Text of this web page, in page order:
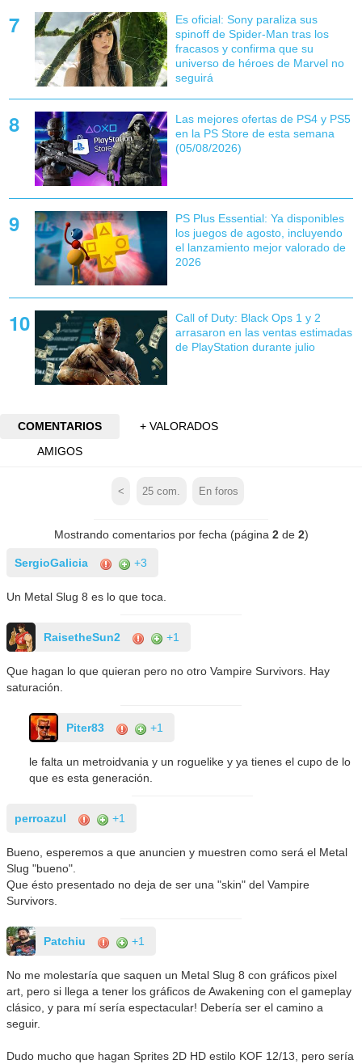
Es oficial: Sony paraliza sus
spinoff de Spider-Man tras los
fracasos y confirma que su
universo de héroes de Marvel no
seguirá
Las mejores ofertas de PS4 y PS5
en la PS Store de esta semana
(05/08/2026)
PS Plus Essential: Ya disponibles
los juegos de agosto, incluyendo
el lanzamiento mejor valorado de
2026
Call of Duty: Black Ops 1 y 2
arrasaron en las ventas estimadas
de PlayStation durante julio
COMENTARIOS
+ VALORADOS
AMIGOS
< 25 com. En foros
Mostrando comentarios por fecha (página 2de 2)
SergioGalicia +3
Un Metal Slug 8 es lo que toca.
RaisetheSun2 +1
Que hagan lo que quieran pero no otro Vampire Survivors. Hay
saturación.
Piter83 +1
le falta un metroidvania y un roguelike y ya tienes el cupo de lo
que es esta generación.
perroazul +1
Bueno, esperemos a que anuncien y muestren como será el Metal
Slug "bueno".
Que ésto presentado no deja de ser una "skin" del Vampire
Survivors.
Patchiu +1
No me molestaría que saquen un Metal Slug 8 con gráficos pixel
art, pero si llega a tener los gráficos de Awakening con el gameplay
clásico, y para mí sería espectacular! Debería ser el camino a
seguir.
Dudo mucho que hagan Sprites 2D HD estilo KOF 12/13, pero sería